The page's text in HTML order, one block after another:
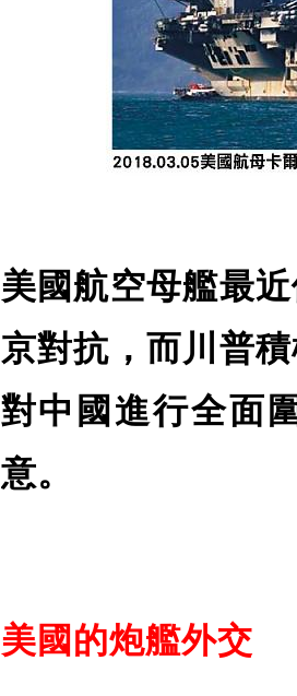
美國航空母艦最
京對抗，而川普
對中國進行全面
意。
美國的炮艦外交